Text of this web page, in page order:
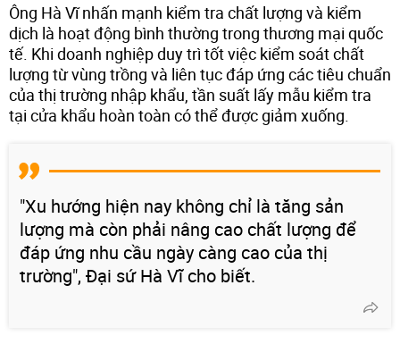
Ông Hà Vĩ nhấn mạnh kiểm tra chất lượng và kiểm
dịch là hoạt động bình thường trong thương mại quốc
tế. Khi doanh nghiệp duy trì tốt việc kiểm soát chất
lượng từ vùng trồng và liên tục đáp ứng các tiêu chuẩn
của thị trường nhập khẩu, tần suất lấy mẫu kiểm tra
tại cửa khẩu hoàn toàn có thể được giảm xuống.
"Xu hướng hiện nay không chỉ là tăng sản
lượng mà còn phải nâng cao chất lượng để
đáp ứng nhu cầu ngày càng cao của thị
trường", Đại sứ Hà Vĩ cho biết.